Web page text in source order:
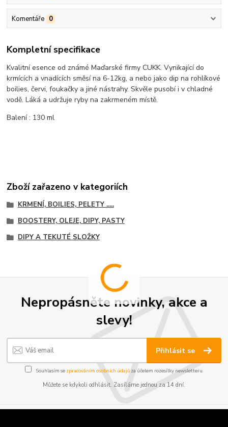
Komentáře 0
Kompletní specifikace
Kvalitní esence od známé Maďarské firmy CUKK. Vynikající do
krmících a vnadících směsí na 6-12kg, a nebo jako dip na rohlíkové
boilies, červi, foukačky a jiné nástrahy. Skvěle pusobí i v chladné
vodě. Láká a udržuje ryby na zakrmeném místě.
Balení : 130 ml
Zboží zařazeno v kategoriích
KRMENÍ, BOILIES, PELETY .....
BOOSTERY, OLEJE, DIPY, PASTY
DIPY A TEKUTÉ SLOŽKY
Nepropásněte novinky, akce a
slevy!
Přihlásit se
Souhlasím se zpracováním osobních údajůza účelem rozesílky newsletteru.
Můžete se kdykoli odhlásit. Zasíláme jednou za 14 dní.